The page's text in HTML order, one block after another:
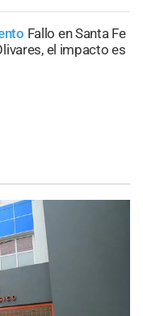
Fallo en Santa Fe
el impacto es